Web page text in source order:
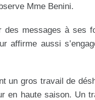
Mme Benini.
des messages à
affirme aussi
un gros travail de
haute saison. Un